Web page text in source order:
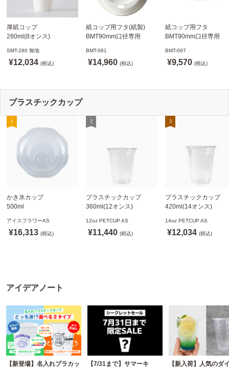
厚紙コップ
280ml(8オンス)
SMT-280 無地
※沖縄・離島 送料別途
SMT-280 無地
¥12,034 (税込)
紙コップ用フタ(紙製)
BMT90mm口径専用
ドリンキングリッド
※適合品番あり ※沖縄・
BMT-081
¥14,960 (税込)
紙コップ用フタ
BMT90mm口径専用
ノーストローフタ
※適合品番あり ※沖縄
BMT-097
¥9,570 (税込)
プラスチックカップ
かき氷カップ
500ml
※北海道・沖縄・離島 送
料別途
アイスフラワーAS
¥16,313 (税込)
プラスチックカップ
360ml(12オンス)
製)
※沖縄・離島 配送料別途
12oz PETCUP AS
¥11,440 (税込)
プラスチックカップ
420ml(14オンス)
製)
※沖縄・離島 配送料
14oz PETCUP AS
¥12,034 (税込)
アイデアノート
【新登場】名入れプラカッ 【7/31まで】サマーキ 【新入荷】人気のダ